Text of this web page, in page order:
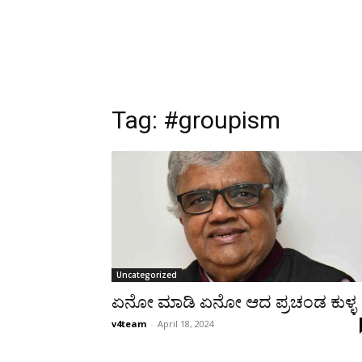
Tag: #groupism
Uncategorized
ಏನೋ ಮಾಡಿ ಏನೋ ಆದ ಪ್ರಚಂಡ ಕುಳ್ಳ
v4team - April 18, 2024